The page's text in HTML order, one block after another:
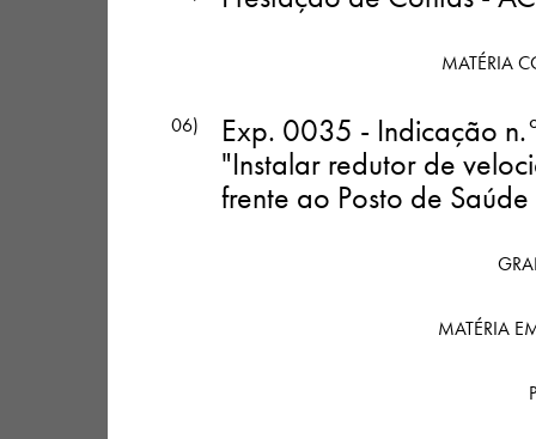
MATÉRIA
06)
Exp. 0035 - Indicação
"Instalar redutor de
frente ao Posto de
MATÉRIA